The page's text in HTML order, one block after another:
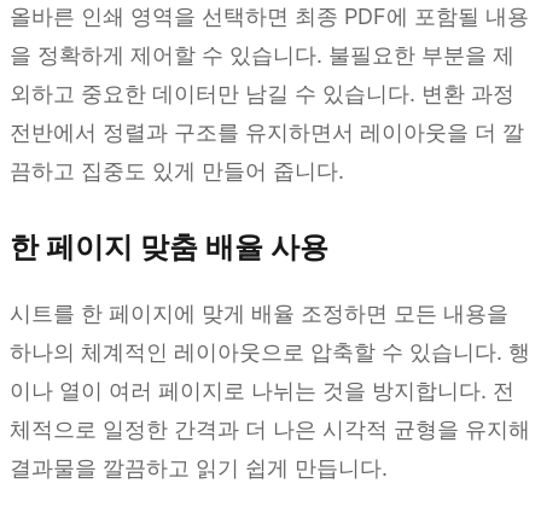
올바른 인쇄 영역을 선택하면 최종 PDF에 포함될 내용
을 정확하게 제어할 수 있습니다. 불필요한 부분을 제
외하고 중요한 데이터만 남길 수 있습니다. 변환 과정
전반에서 정렬과 구조를 유지하면서 레이아웃을 더 깔
끔하고 집중도 있게 만들어 줍니다.
한 페이지 맞춤 배율 사용
시트를 한 페이지에 맞게 배율 조정하면 모든 내용을
하나의 체계적인 레이아웃으로 압축할 수 있습니다. 행
이나 열이 여러 페이지로 나뉘는 것을 방지합니다. 전
체적으로 일정한 간격과 더 나은 시각적 균형을 유지해
결과물을 깔끔하고 읽기 쉽게 만듭니다.